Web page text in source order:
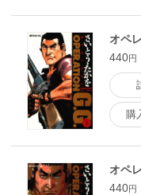
オペ
440円
購
オペ
440円